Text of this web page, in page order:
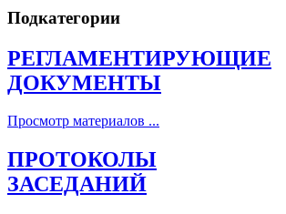
Подкатегории
РЕГЛАМЕНТИРУЮЩИЕ
ДОКУМЕНТЫ
Просмотр материалов ...
ПРОТОКОЛЫ
ЗАСЕДАНИЙ